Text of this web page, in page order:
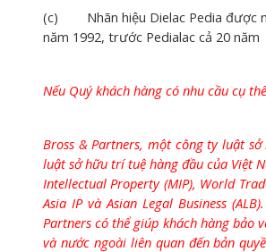
(c) Nhãn hiệu Dielac Pedia được
năm 1992, trước Pedialac cả 20 năm
Nếu Quý khách hàng có nhu cầu cụ
Bross & Partners, một công ty luật
luật sở hữu trí tuệ hàng đầu của Việt
Intellectual Property (MIP), World
Asia IP và Asian Legal Business
Partners có thể giúp khách hàng bảo
và nước ngoài liên quan đến bản